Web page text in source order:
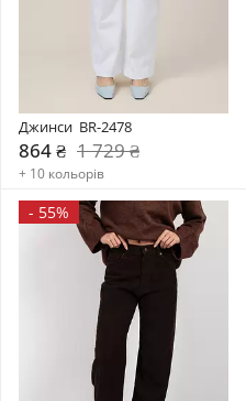
Джинси  BR-2478
864 ₴ 1 729 ₴
+ 10 кольорів
- 55%